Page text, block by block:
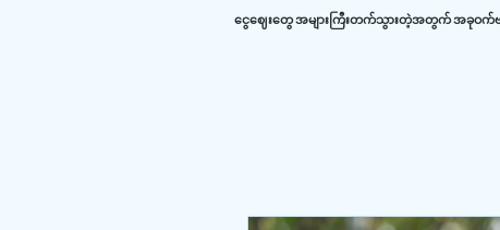
ငွေဈေးတွေ အများကြီးတက်သွားတဲ့အတွက် အခုဝက်ဗဆိုဒ်ဈ